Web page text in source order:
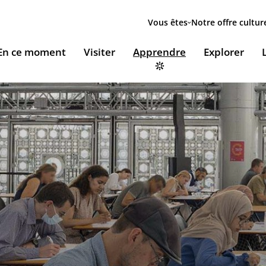
secondaire
Vous êtes Notre offre
ce moment
LES RENDEZ-VOUS
Les Jeudis de l’IMA
Ici & Maintenant
Falsafa I Les RDV de la philosophie arabe
Les Samedis de la poésie
Rencontres littéraires de l’IMA
Les escales musicales du musée
Visiter
ACCUEILLENT
Shahid
Café littéraire et self
Apprendre
& PÉDAGOGIE
le monde arabe
pédagogiques
documentaires
le portail documentaire de l'IMA
/ Emprunter des livres et des médias à la
de l'IMA
Explorer
Accueillir nos expositions / Host our exhibitions
Ingénierie culturelle
Documents institutionnels
Nous rejoindre / Carrières
Mécènes et sponsors
Nous contacter